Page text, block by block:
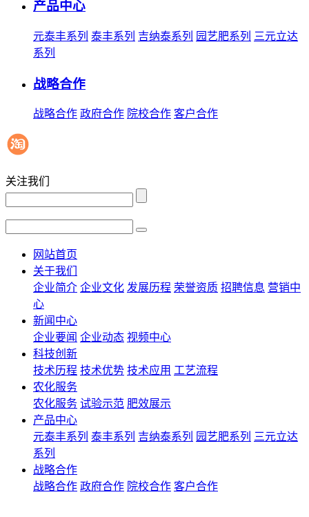
产品中心
元泰丰系列 泰丰系列 吉纳泰系列 园艺肥系列 三元立达
系列
战略合作
战略合作 政府合作 院校合作 客户合作
关注我们
网站首页
关于我们
企业简介 企业文化 发展历程 荣誉资质 招聘信息 营销中
心
新闻中心
企业要闻 企业动态 视频中心
科技创新
技术历程 技术优势 技术应用 工艺流程
农化服务
农化服务 试验示范 肥效展示
产品中心
元泰丰系列 泰丰系列 吉纳泰系列 园艺肥系列 三元立达
系列
战略合作
战略合作 政府合作 院校合作 客户合作